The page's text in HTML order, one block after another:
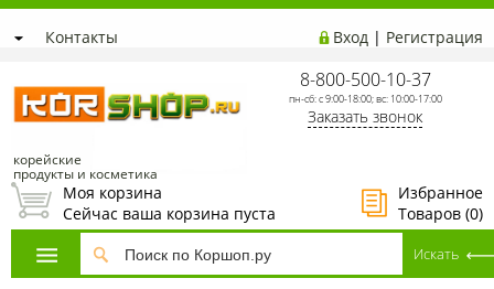
Контакты Вход | Регистрация
корейские
продукты и косметика
8-800-500-10-37
пн-сб: с 9:00-18:00; вс: 10:00-17:00
Заказать звонок
Избранное
Товаров (0)
Моя корзина
Сейчас ваша корзина пуста